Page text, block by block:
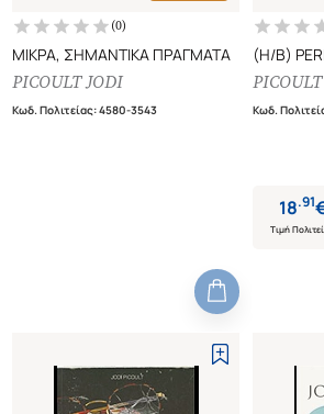
(0)
ΜΙΚΡΑ, ΣΗΜΑΝΤΙΚΑ ΠΡΑΓΜΑΤΑ
PICOULT JODI
Κωδ. Πολιτείας:4580-3543
(H/B)
Κωδ.
18.91
Τιμή